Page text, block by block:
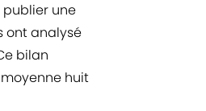
une
ont analysé
bilan
huit